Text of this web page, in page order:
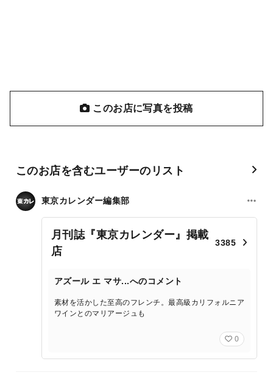
このお店に写真を投稿
このお店を含むユーザーのリスト
東京カレンダー編集部
月刊誌『東京カレンダー』掲載
店
3385
アズール エ マサ...へのコメント
素材を活かした至高のフレンチ。最高級カリフォルニア
ワインとのマリアージュも
0